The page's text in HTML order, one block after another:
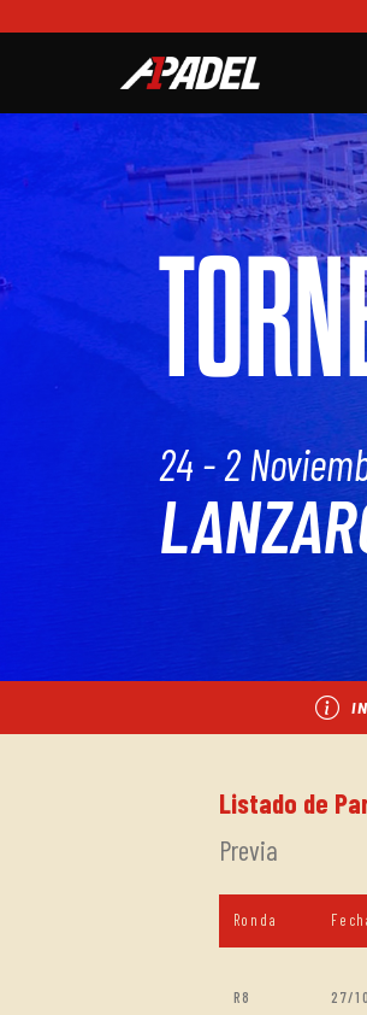
24 - 2
Listado de
Previa
Ronda
R8 27/